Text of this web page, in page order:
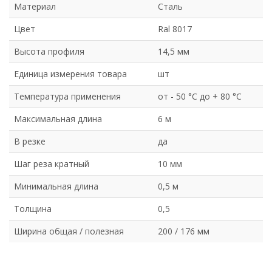
Материал
Сталь
Цвет
Ral 8017
Высота профиля
14,5 мм
Единица измерения товара
шт
Температура применения
от - 50 °C до + 80 °C
Максимальная длина
6 м
В резке
да
Шаг реза кратный
10 мм
Минимальная длина
0,5 м
Толщина
0,5
Ширина общая / полезная
200 / 176 мм